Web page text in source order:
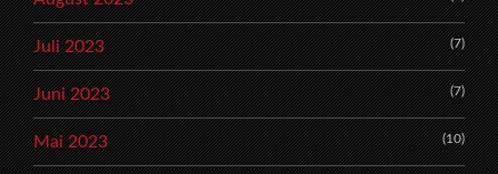
Juli 2023 (7)
Juni 2023 (7)
Mai 2023 (10)